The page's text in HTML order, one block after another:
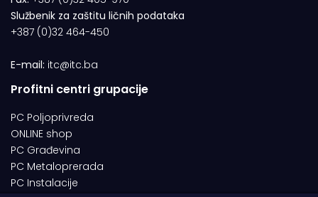
Službenik za zaštitu ličnih podataka
+387 (0)32 464-450
E-mail: itc@itc.ba
Profitni centri grupacije
PC Poljoprivreda
ONLINE shop
PC Građevina
PC Metaloprerada
PC Instalacije